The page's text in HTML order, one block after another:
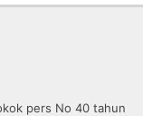
pers No 40 tahun